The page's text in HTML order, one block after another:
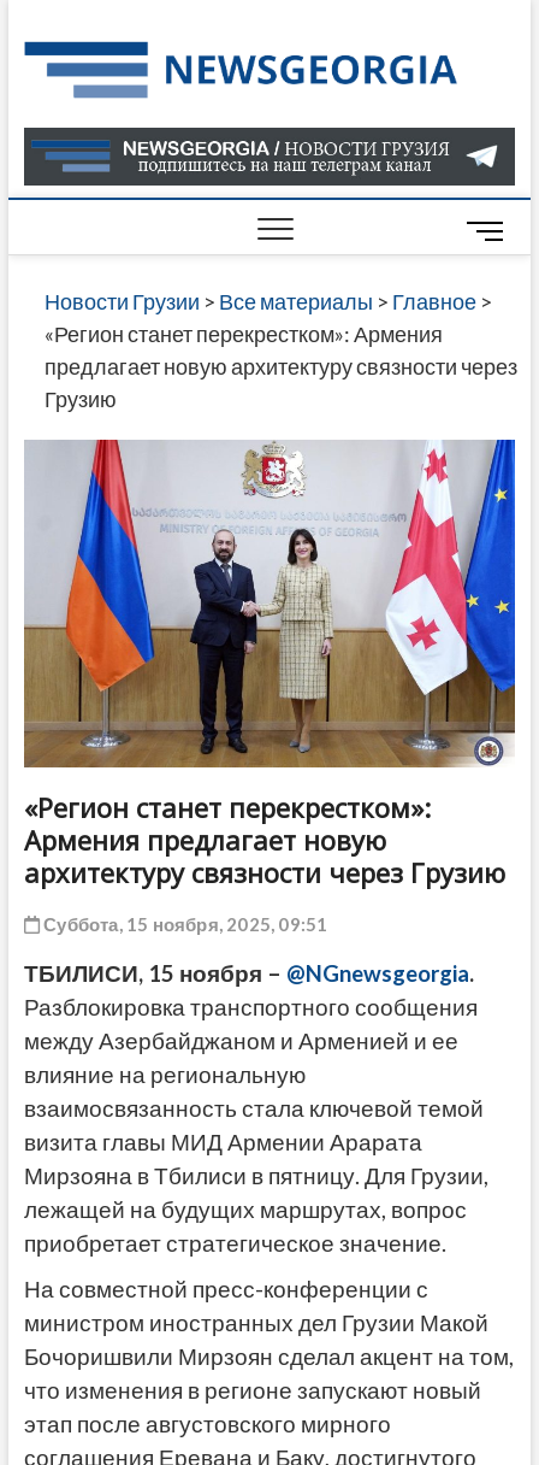
to
content
О
В
ГРУЗИИ
САЙТЕ
M
e
n
B
o
n
Новости Грузии > Все материалы > Главное>
«Регион станет перекрестком»: Армения
предлагает новую архитектуру связности через
Грузию
«Регион станет перекрестком»:
Армения предлагает новую
архитектуру связности через Грузию
Суббота, 15 ноября, 2025, 09:51
ТБИЛИСИ, 15 ноября – @NGnewsgeorgia.
Разблокировка транспортного сообщения
между Азербайджаном и Арменией и ее
влияние на региональную
взаимосвязанность стала ключевой темой
визита главы МИД Армении Арарата
Мирзояна в Тбилиси в пятницу. Для Грузии,
лежащей на будущих маршрутах, вопрос
приобретает стратегическое значение.
На совместной пресс-конференции с
министром иностранных дел Грузии Макой
Бочоришвили Мирзоян сделал акцент на том,
что изменения в регионе запускают новый
этап после августовского мирного
соглашения Еревана и Баку, достигнутого